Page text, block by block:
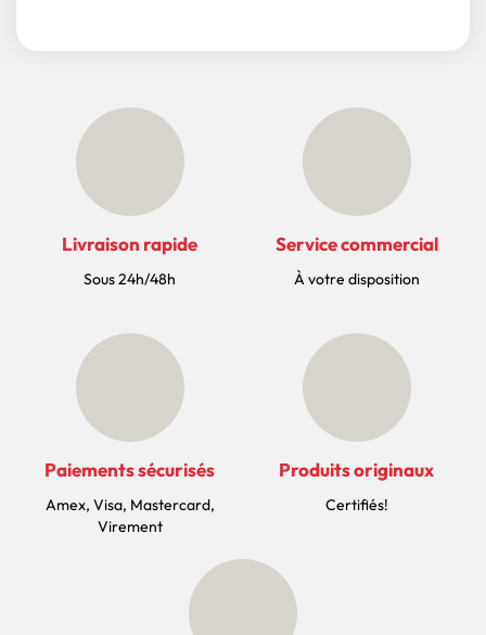
Livraison rapide
Sous 24h/48h
Service commercial
À votre disposition
Paiements sécurisés
Amex, Visa, Mastercard,
Virement
Produits originaux
Certifiés!